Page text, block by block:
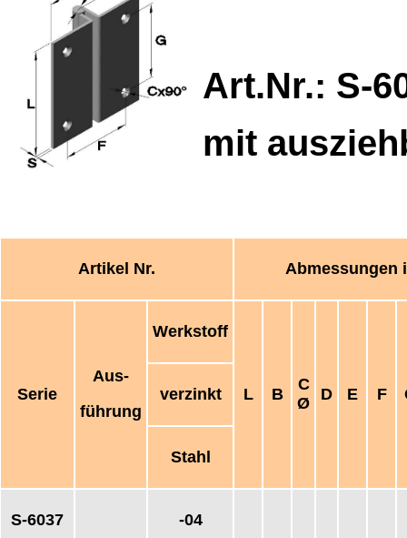
Art.Nr.: S-
mit
Artikel Nr. Abmessungen
Serie
Aus-
führung
Werkstoff
L B
C
Ø
D E F
verzinkt
Stahl
S-6037
-04